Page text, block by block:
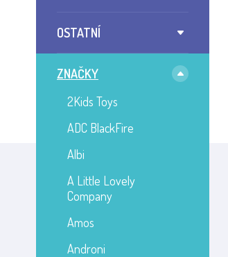
OSTATNÍ
ZNAČKY
2Kids Toys
ADC BlackFire
Albi
A Little Lovely
Company
Amos
Androni